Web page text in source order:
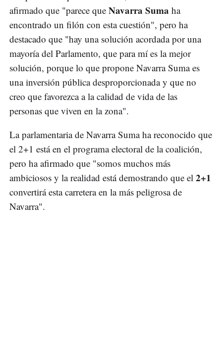
afirmado que "parece que Navarra Suma ha
encontrado un filón con esta cuestión", pero ha
destacado que "hay una solución acordada por una
mayoría del Parlamento, que para mí es la mejor
solución, porque lo que propone Navarra Suma es
una inversión pública desproporcionada y que no
creo que favorezca a la calidad de vida de las
personas que viven en la zona".
La parlamentaria de Navarra Suma ha reconocido que
el 2+1 está en el programa electoral de la coalición,
pero ha afirmado que "somos muchos más
ambiciosos y la realidad está demostrando que el 2+1
convertirá esta carretera en la más peligrosa de
Navarra".